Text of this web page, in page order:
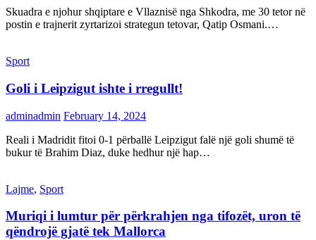
Skuadra e njohur shqiptare e Vllaznisë nga Shkodra, me 30 tetor në
postin e trajnerit zyrtarizoi strategun tetovar, Qatip Osmani.…
Sport
Goli i Leipzigut ishte i rregullt!
adminadmin February 14, 2024
Reali i Madridit fitoi 0-1 përballë Leipzigut falë një goli shumë të
bukur të Brahim Diaz, duke hedhur një hap…
Lajme, Sport
Muriqi i lumtur për përkrahjen nga tifozët, uron të
qëndrojë gjatë tek Mallorca